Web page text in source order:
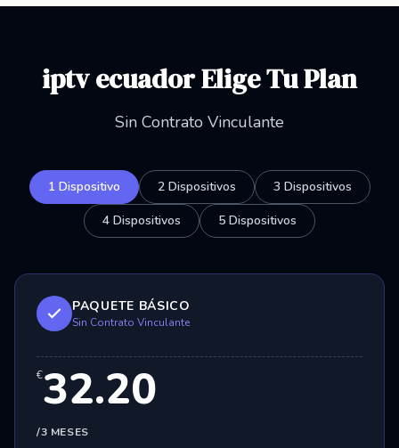
iptv ecuador Elige Tu Plan
Sin Contrato Vinculante
1 Dispositivo 2 Dispositivos
3 Dispositivos
4 Dispositivos
5 Dispositivos
PAQUETE BÁSICO
Sin Contrato Vinculante
€32.20
/3 MESES